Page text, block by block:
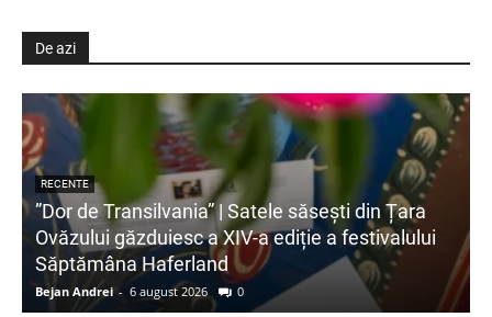
De azi
RECENTE
”Dor de Transilvania” | Satele săsești din Țara
Ovăzului găzduiesc a XIV-a ediție a festivalului
Săptămâna Haferland
Bejan Andrei - 6 august 2026 0